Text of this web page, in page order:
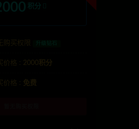
积分
购买权限
价格 : 2000积分
价格 : 免费